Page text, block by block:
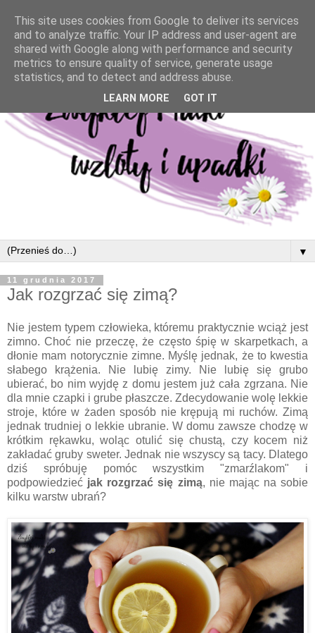
▼
11 grudnia 2017
Jak rozgrzać się zimą?
Nie jestem typem człowieka, któremu praktycznie wciąż jest
zimno. Choć nie przeczę, że często śpię w skarpetkach, a
dłonie mam notorycznie zimne. Myślę jednak, że to kwestia
słabego krążenia. Nie lubię zimy. Nie lubię się grubo
ubierać, bo nim wyjdę z domu jestem już cała zgrzana. Nie
dla mnie czapki i grube płaszcze. Zdecydowanie wolę lekkie
stroje, które w żaden sposób nie krępują mi ruchów. Zimą
jednak trudniej o lekkie ubranie. W domu zawsze chodzę w
krótkim rękawku, woląc otulić się chustą, czy kocem niż
zakładać gruby sweter. Jednak nie wszyscy są tacy. Dlatego
dziś spróbuję pomóc wszystkim "zmarźlakom" i
podpowiedzieć jak rozgrzać się zimą, nie mając na sobie
kilku warstw ubrań?
This site uses cookies from Google to deliver its services
and to analyze traffic. Your IP address and user-agent are
shared with Google along with performance and security
metrics to ensure quality of service, generate usage
statistics, and to detect and address abuse.
LEARN MORE GOT IT